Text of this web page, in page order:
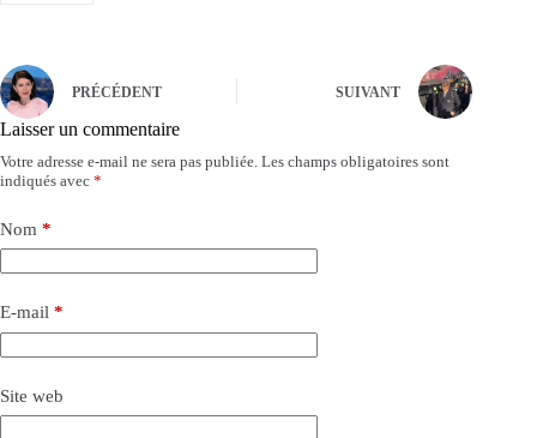
PRÉCÉDENT SUIVANT
Laisser un commentaire
Votre adresse e-mail ne sera pas publiée. Les champs obligatoires sont
indiqués avec *
Nom *
E-mail *
Site web